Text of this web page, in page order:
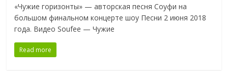
«Чужие горизонты» — авторская песня Соуфи на
большом финальном концерте шоу Песни 2 июня 2018
года. Видео Soufee — Чужие
Read more